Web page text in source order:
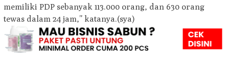
memiliki PDP sebanyak 113.000 orang, dan 630 orang
tewas dalam 24 jam,” katanya.(sya)